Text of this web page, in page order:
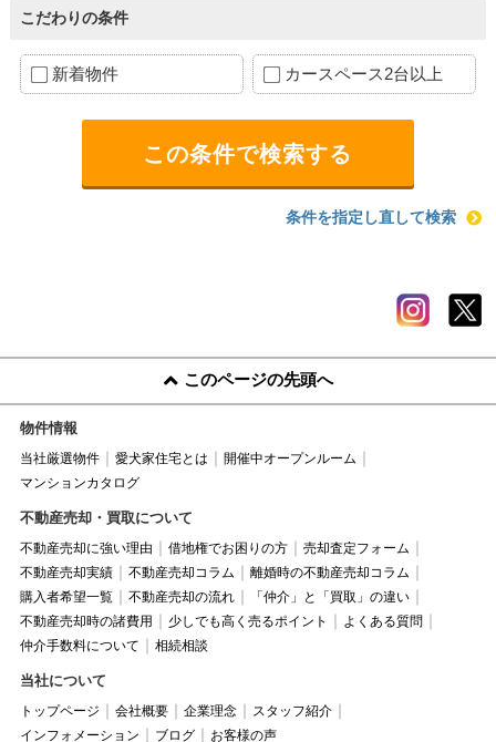
こだわりの条件
新着物件 カースペース2台以上
条件を指定し直して検索
このページの先頭へ
物件情報
当社厳選物件 愛犬家住宅とは
開催中オープンルーム
マンションカタログ
不動産売却・買取について
不動産売却に強い理由 借地権でお困りの方
売却査定フォーム
不動産売却実績
不動産売却コラム
離婚時の不動産売却コラム
購入者希望一覧
不動産売却の流れ
「仲介」と「買取」の違い
不動産売却時の諸費用
少しでも高く売るポイント
よくある質問
仲介手数料について
相続相談
当社について
トップページ 会社概要 企業理念
スタッフ紹介
インフォメーション
ブログ お客様の声